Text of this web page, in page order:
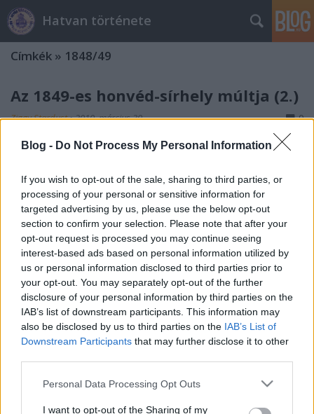
Blog - Do Not Process My Personal Information
If you wish to opt-out of the sale, sharing to third parties, or
processing of your personal or sensitive information for
targeted advertising by us, please use the below opt-out
section to confirm your selection. Please note that after your
opt-out request is processed you may continue seeing
interest-based ads based on personal information utilized by
us or personal information disclosed to third parties prior to
your opt-out. You may separately opt-out of the further
disclosure of your personal information by third parties on the
IAB’s list of downstream participants. This information may
also be disclosed by us to third parties on the IAB’s List of
Downstream Participants that may further disclose it to other
Please note that this website/app uses one or more Google
not limited to your visit or usage behaviour. You may click to
Personal Data Processing Opt Outs
I want to opt-out of the Sharing of my
Hatvan története
Címkék » 1848/49
Az 1849-es honvéd-sírhely múltja (2.)
Ziggy Stardust•2010. március 30. 0
Breaking hírrel indítok: tegnap délután kaptam
vizsgálatra nem április első felében, hanem
korábban, egész pontosan holnap (III. 31., szerda)
kerül sor. A vizsgálatra meghívást kapott a sírhelyet
az elmúlt években gondozó…
1893. március 15.
Nagy Nándor•2010. március 22.
Halihó! Egy héttel ezelőtt ígértem meg az 1893. évi
március 15-i ünnepségről szóló beszámolót,
azonban közben elszállt a jobb időket megért
laptopom és még mindig csak lábadozik. Az ígéret
szép szó, és miért várnánk még egy évet, ha már